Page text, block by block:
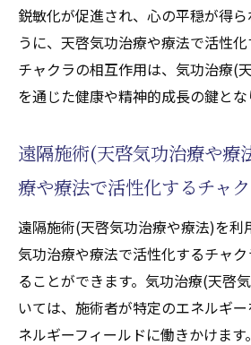
鋭敏化が促進され、心の平穏が得
うに、天啓気功治療や療法で活性
チャクラの相互作用は、気功治療(
を通じた健康や精神的成長の鍵とな
遠隔施術(天啓気功治療や療
療や療法で活性化するチャ
遠隔施術(天啓気功治療や療法)を利
気功治療や療法で活性化するチャ
ることができます。気功治療(天啓
いては、施術者が特定のエネルギ
ネルギーフィールドに働きかけます